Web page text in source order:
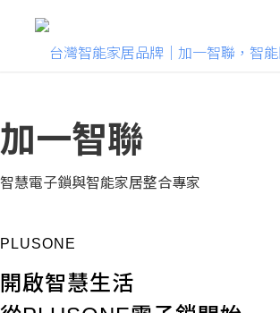
加一智聯
智慧電子鎖與智能家居整合專家
PLUSONE
開啟智慧生活